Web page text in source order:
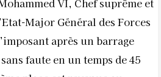
Major Général des Forces
après un barrage
faute en un temps de 45